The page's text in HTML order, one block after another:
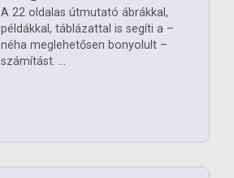
A 22 oldalas útmutató ábrákkal,
példákkal, táblázattal is segíti a –
néha meglehetősen bonyolult –
számítást. ...